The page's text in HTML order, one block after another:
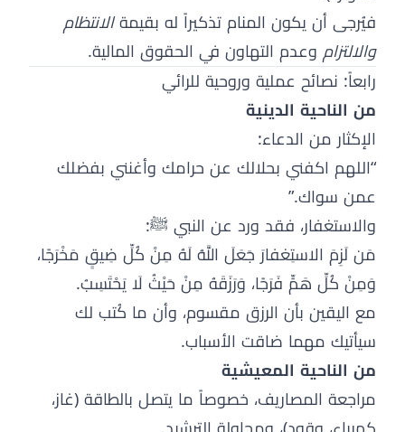
فيُرجى أن يكون المنام تذكيراً له بقيمةالانتظام
والالتزام وعدم التهاون في الحقوق المالية.
رابعاً: نصائح عملية وروحية للرائي
من الناحية الدينية
الإكثار من الدعاء:
“اللهم اكفني بحلالك عن حرامك وأغنني بفضلك
عمن سواك.”
والاستغفار، فقد ورد عن النبي ﷺ:
مَن لَزِمَ الاستِغفارَ جَعَلَ اللَّهُ لَهُ مِنْ كُلِّ ضِيقٍ مَخْرَجًا،
وَمِنْ كُلِّ هَمٍّ فَرَجًا، وَرَزَقَهُ مِنْ حَيْثُ لَا يَحْتَسِبُ.
مع اليقين بأن الرزق مقسوم، وأن ما كُتب لك
سيأتيك مهما ضاقت الأسباب.
من الناحية المعيشية
مراجعة المصاريف، خصوصاً ما يتصل بالطاقة (غاز،